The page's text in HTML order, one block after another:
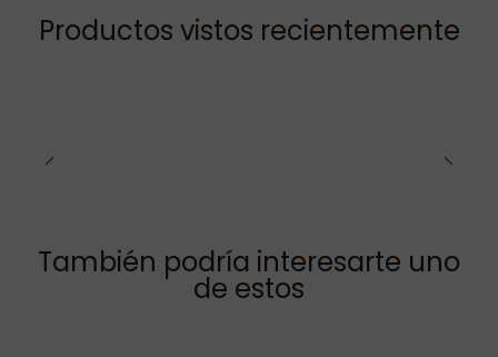
Productos vistos recientemente
También podría interesarte uno
de estos